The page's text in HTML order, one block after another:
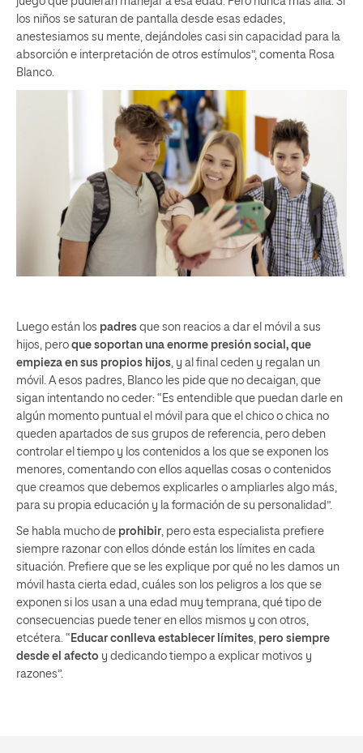
los niños se saturan de pantalla desde esas edades,
anestesiamos su mente, dejándoles casi sin capacidad para la
absorción e interpretación de otros estímulos”, comenta Rosa
Blanco.
Luego están los padres que son reacios a dar el móvil a sus
hijos, pero que soportan una enorme presión social, que
empieza en sus propios hijos , y al final ceden y regalan un
móvil. A esos padres, Blanco les pide que no decaigan, que
sigan intentando no ceder: “Es entendible que puedan darle en
algún momento puntual el móvil para que el chico o chica no
queden apartados de sus grupos de referencia, pero deben
controlar el tiempo y los contenidos a los que se exponen los
menores, comentando con ellos aquellas cosas o contenidos
que creamos que debemos explicarles o ampliarles algo más,
para su propia educación y la formación de su personalidad”.
Se habla mucho de prohibir , pero esta especialista prefiere
siempre razonar con ellos dónde están los límites en cada
situación. Prefiere que se les explique por qué no les damos un
móvil hasta cierta edad, cuáles son los peligros a los que se
exponen si los usan a una edad muy temprana, qué tipo de
consecuencias puede tener en ellos mismos y con otros,
etcétera. “ Educar conlleva establecer límites pero siempre
desde el afecto y dedicando tiempo a explicar motivos y
razones”.